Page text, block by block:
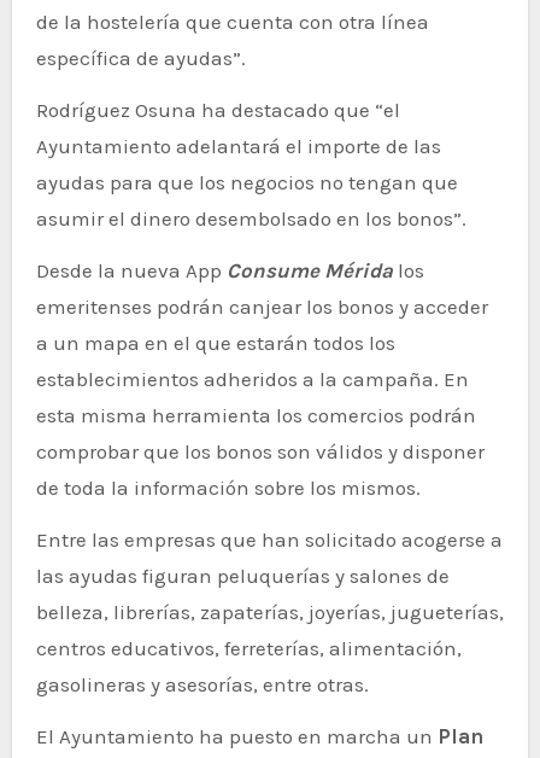
de la hostelería que cuenta con otra línea
específica de ayudas”.
Rodríguez Osuna ha destacado que “el
Ayuntamiento adelantará el importe de las
ayudas para que los negocios no tengan que
asumir el dinero desembolsado en los bonos”.
Desde la nueva App Consume Méridalos
emeritenses podrán canjear los bonos y acceder
a un mapa en el que estarán todos los
establecimientos adheridos a la campaña. En
esta misma herramienta los comercios podrán
comprobar que los bonos son válidos y disponer
de toda la información sobre los mismos.
Entre las empresas que han solicitado acogerse a
las ayudas figuran peluquerías y salones de
belleza, librerías, zapaterías, joyerías, jugueterías,
centros educativos, ferreterías, alimentación,
gasolineras y asesorías, entre otras.
El Ayuntamiento ha puesto en marcha un Plan